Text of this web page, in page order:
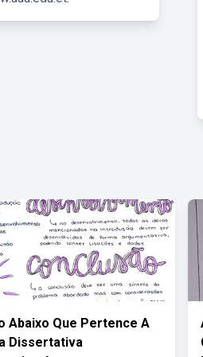
Abaixo Que Pertence A
Dissertativa